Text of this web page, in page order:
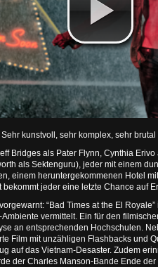
Sehr kunstvoll, sehr komplex, sehr brutal
Bridges als Pater Flynn, Cynthia
als Sektenguru), jeder mit einem
einem heruntergekommenen Hotel
jeder eine letzte Chance auf
“Bad Times at the El
vermittelt. Ein für den
an entsprechenden Hochschulen.
Film mit unzähligen Flashbacks und
auf das Vietnam-Desaster. Zudem
der Charles Manson-Bande Ende